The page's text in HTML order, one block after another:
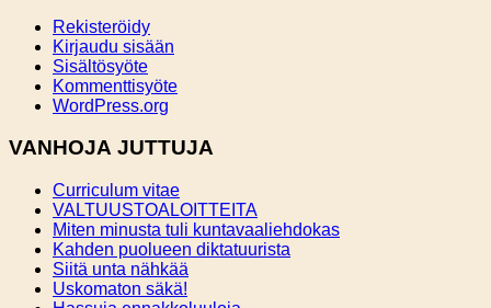
Rekisteröidy
Kirjaudu sisään
Sisältösyöte
Kommenttisyöte
WordPress.org
VANHOJA JUTTUJA
Curriculum vitae
VALTUUSTOALOITTEITA
Miten minusta tuli kuntavaaliehdokas
Kahden puolueen diktatuurista
Siitä unta nähkää
Uskomaton säkä!